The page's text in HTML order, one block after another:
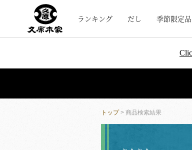
ランキング だし 季節限定品
トップ> 商品検索結果